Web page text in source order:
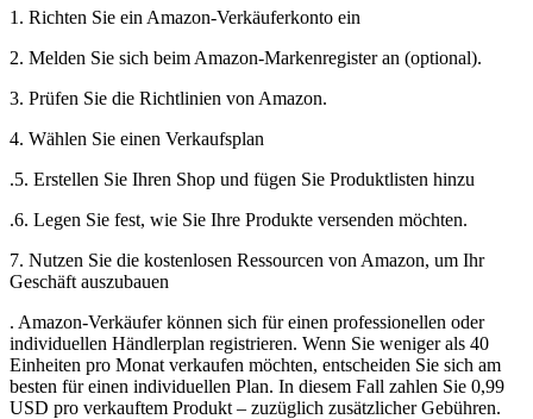
1. Richten Sie ein Amazon-Verkäuferkonto ein
2. Melden Sie sich beim Amazon-Markenregister an (optional).
3. Prüfen Sie die Richtlinien von Amazon.
4. Wählen Sie einen Verkaufsplan
.5. Erstellen Sie Ihren Shop und fügen Sie Produktlisten hinzu
.6. Legen Sie fest, wie Sie Ihre Produkte versenden möchten.
7. Nutzen Sie die kostenlosen Ressourcen von Amazon, um Ihr
Geschäft auszubauen
. Amazon-Verkäufer können sich für einen professionellen oder
individuellen Händlerplan registrieren. Wenn Sie weniger als 40
Einheiten pro Monat verkaufen möchten, entscheiden Sie sich am
besten für einen individuellen Plan. In diesem Fall zahlen Sie 0,99
USD pro verkauftem Produkt – zuzüglich zusätzlicher Gebühren.